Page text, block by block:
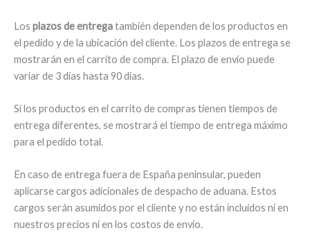
Los plazos de entregatambién dependen de los productos en
el pedido y de la ubicación del cliente. Los plazos de entrega se
mostrarán en el carrito de compra. El plazo de envío puede
variar de 3 días hasta 90 días.
Si los productos en el carrito de compras tienen tiempos de
entrega diferentes, se mostrará el tiempo de entrega máximo
para el pedido total.
En caso de entrega fuera de España peninsular, pueden
aplicarse cargos adicionales de despacho de aduana. Estos
cargos serán asumidos por el cliente y no están incluidos ni en
nuestros precios ni en los costos de envío.